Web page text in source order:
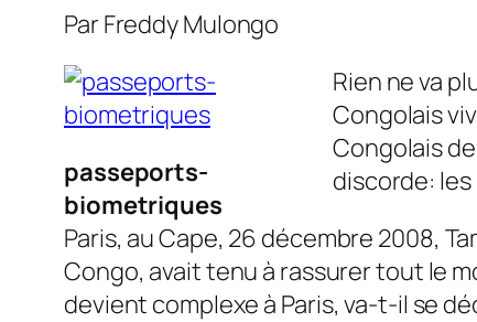
Par Freddy Mulongo
passeports-
biometriques
Rien ne va
Congolais
Congolais
discorde:
Paris, au Cape, 26 décembre 2008,
Congo, avait tenu à rassurer tout le
devient complexe à Paris, va-t-il se